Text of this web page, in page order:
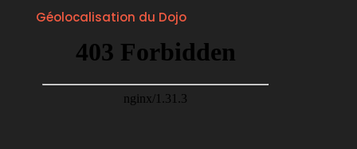
Géolocalisation du Dojo